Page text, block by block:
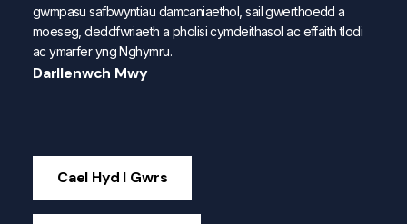
gwmpasu safbwyntiau damcaniaethol, sail gwerthoedd a
moeseg, deddfwriaeth a pholisi cymdeithasol ac effaith tlodi
ac ymarfer yng Nghymru.
Darllenwch Mwy
Cael Hyd I Gwrs